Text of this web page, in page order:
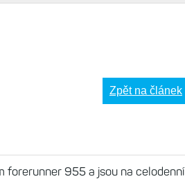
Zpět na článek
forerunner 955 a jsou na celodenní